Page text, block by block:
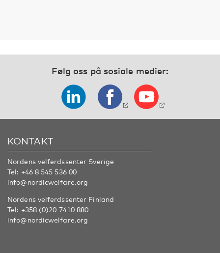
Følg oss på sosiale medier:
KONTAKT
Nordens velferdssenter Sverige
Tel: +46 8 545 536 00
info@nordicwelfare.org
Nordens velferdssenter Finland
Tel: +358 (0)20 7410 880
info@nordicwelfare.org